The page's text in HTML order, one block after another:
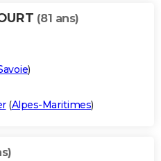
(81 ans)
)
(Alpes-Maritimes)